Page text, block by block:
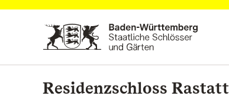
Zum Hauptinhalt springen
Residenzschloss Rastatt